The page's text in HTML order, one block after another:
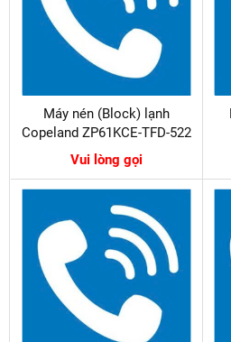
Máy nén (Block) lạnh
Copeland ZP61KCE-TFD-522
Vui lòng gọi